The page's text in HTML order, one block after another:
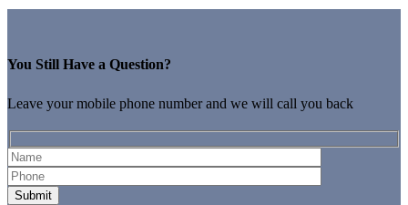
You Still Have a Question?
Leave your mobile phone number and we will call you back